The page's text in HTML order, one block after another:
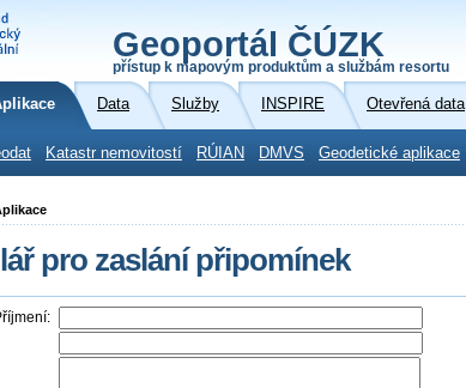
Geoportál ČÚZK
přístup k mapovým produktům a službám resortu
Data Služby INSPIRE Otevřená data
Katastr nemovitostí RÚIAN DMVS Geodetické aplikace
pro zaslání připomínek